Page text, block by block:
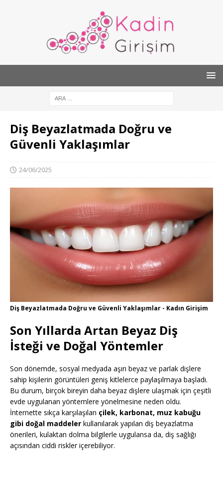
Diş Beyazlatmada Doğru ve
Güvenli Yaklaşımlar
24/06/2025
Diş Beyazlatmada Doğru ve Güvenli Yaklaşımlar - Kadın Girişim
Son Yıllarda Artan Beyaz Diş
İsteği ve Doğal Yöntemler
Son dönemde, sosyal medyada aşırı beyaz ve parlak dişlere
sahip kişilerin görüntüleri geniş kitlelerce paylaşılmaya başladı.
Bu durum, birçok bireyin daha beyaz dişlere ulaşmak için çeşitli
evde uygulanan yöntemlere yönelmesine neden oldu.
İnternette sıkça karşılaşılan çilek, karbonat, muz kabuğu
gibi doğal maddeler kullanılarak yapılan diş beyazlatma
önerileri, kulaktan dolma bilgilerle uygulansa da, diş sağlığı
açısından ciddi riskler içerebiliyor.